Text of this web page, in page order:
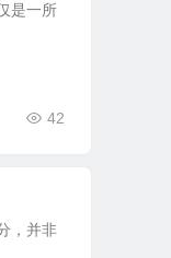
是一所
42
，并非